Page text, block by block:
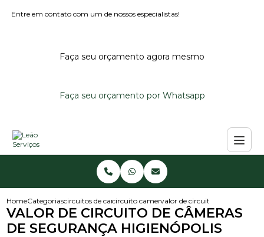
Entre em contato com um de nossos especialistas!
Faça seu orçamento agora mesmo
Faça seu orçamento por Whatsapp
HomeCategoriascircuitos de camerascircuito camera de seguranca
valor de circuito de cameras
VALOR DE CIRCUITO DE CÂMERAS
DE SEGURANÇA HIGIENÓPOLIS